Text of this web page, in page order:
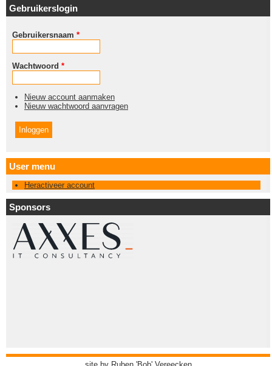
Gebruikerslogin
Gebruikersnaam *
Wachtwoord *
Nieuw account aanmaken
Nieuw wachtwoord aanvragen
User menu
Heractiveer account
Sponsors